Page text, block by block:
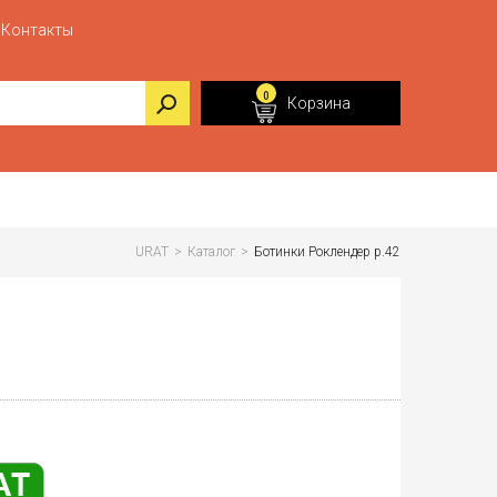
Контакты
0 Корзина
URAT > Каталог > Ботинки Роклендер р.42